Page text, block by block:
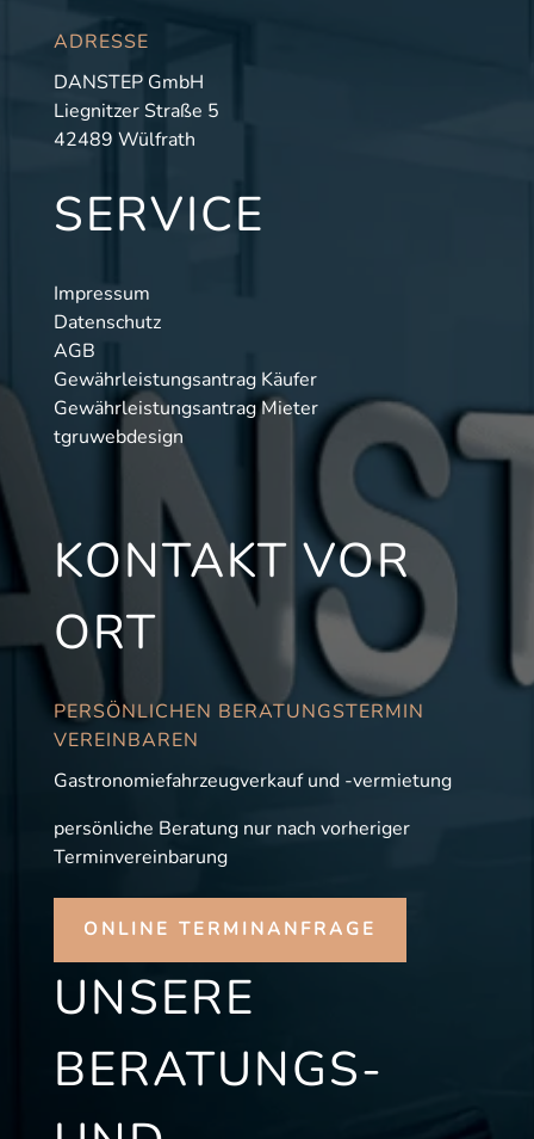
ADRESSE
DANSTEP GmbH
Liegnitzer Straße 5
42489 Wülfrath
SERVICE
Impressum
Datenschutz
AGB
Gewährleistungsantrag Käufer
Gewährleistungsantrag Mieter
tgruwebdesign
KONTAKT VOR
ORT
PERSÖNLICHEN BERATUNGSTERMIN
VEREINBAREN
Gastronomiefahrzeugverkauf und -vermietung
persönliche Beratung nur nach vorheriger
Terminvereinbarung
ONLINE TERMINANFRAGE
UNSERE
BERATUNGS-